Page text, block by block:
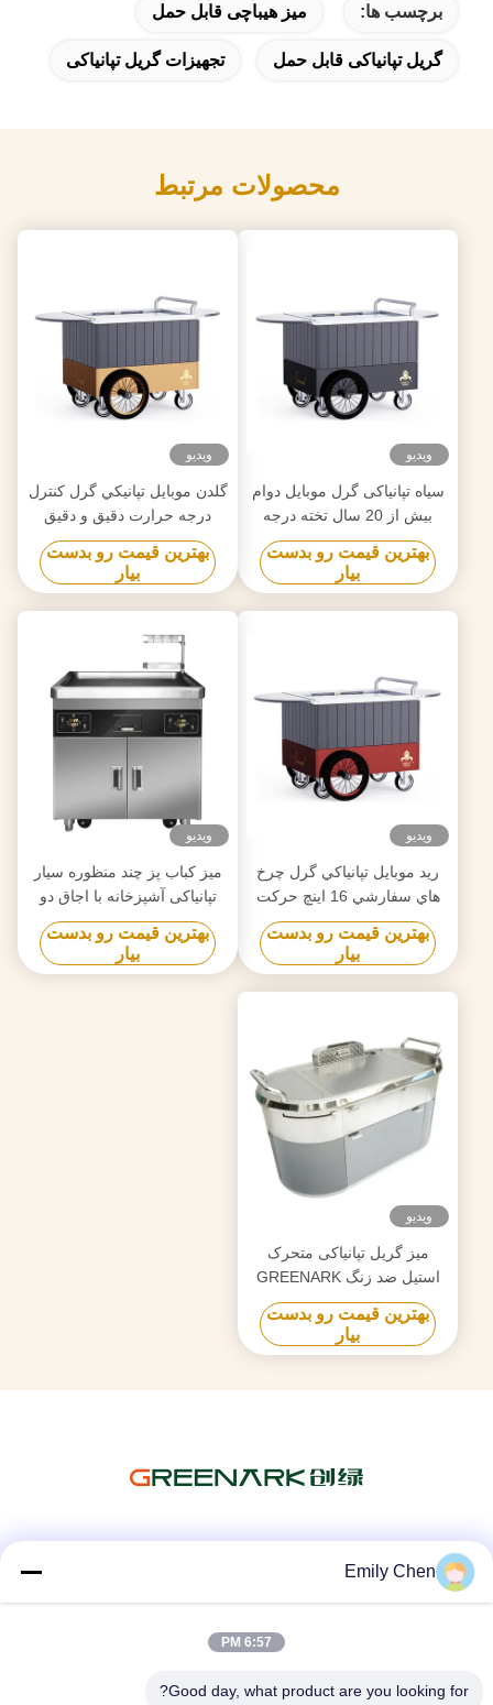
برچسب ها: میز هیباچی قابل حمل
گریل تپانیاکی قابل حمل تجهیزات گریل تپانیاکی
محصولات مرتبط
ویدیو
سیاه تپانیاکی گرل موبایل دوام
بیش از 20 سال تخته درجه
غذایی Hibachi Grill Table
بهترین قیمت رو بدست
بیار
ویدیو
گلدن موبايل تپانيکي گرل کنترل
درجه حرارت دقیق و دقیق
حركت آزاد
بهترین قیمت رو بدست
بیار
ویدیو
ريد موبايل تپانياكي گرل چرخ
هاي سفارشي 16 اينچ حركت
آزاد مواد مواد غذايي سطح
Hibachi Grill Table
بهترین قیمت رو بدست
بیار
ویدیو
میز کباب پز چند منظوره سیار
تپانیاکی آشپزخانه با اجاق دو
نفره
بهترین قیمت رو بدست
بیار
ویدیو
میز گریل تپانیاکی متحرک
استیل ضد زنگ GREENARK
TO14 با توان 8 کیلووات
بهترین قیمت رو بدست
بیار
Emily Chen
6:57 PM
Good day, what product are you looking for?